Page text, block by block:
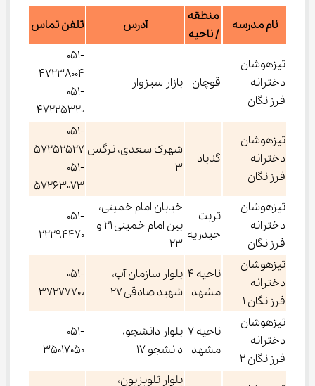
نام مدرسه
منطقه
/ ناحیه
آدرس تلفن تماس
تیزهوشان
دخترانه
فرزانگان
قوچان بازار سبزوار
051-
47238004
051-
47225320
تیزهوشان
دخترانه
فرزانگان
گناباد
شهرک سعدی، نرگس
3
051-
57252527
051-
57263073
تیزهوشان
دخترانه
فرزانگان
تربت
حیدریه
خیابان امام خمینی،
بین امام خمینی 21 و
23
051-
22294470
تیزهوشان
دخترانه
فرزانگان 1
ناحیه 4
مشهد
بلوار سازمان آب،
شهید صادقی 27
051-
37277700
تیزهوشان
دخترانه
فرزانگان 2
ناحیه 7
مشهد
بلوار دانشجو،
دانشجو 17
051-
35017050
بلوار تلویزیون،